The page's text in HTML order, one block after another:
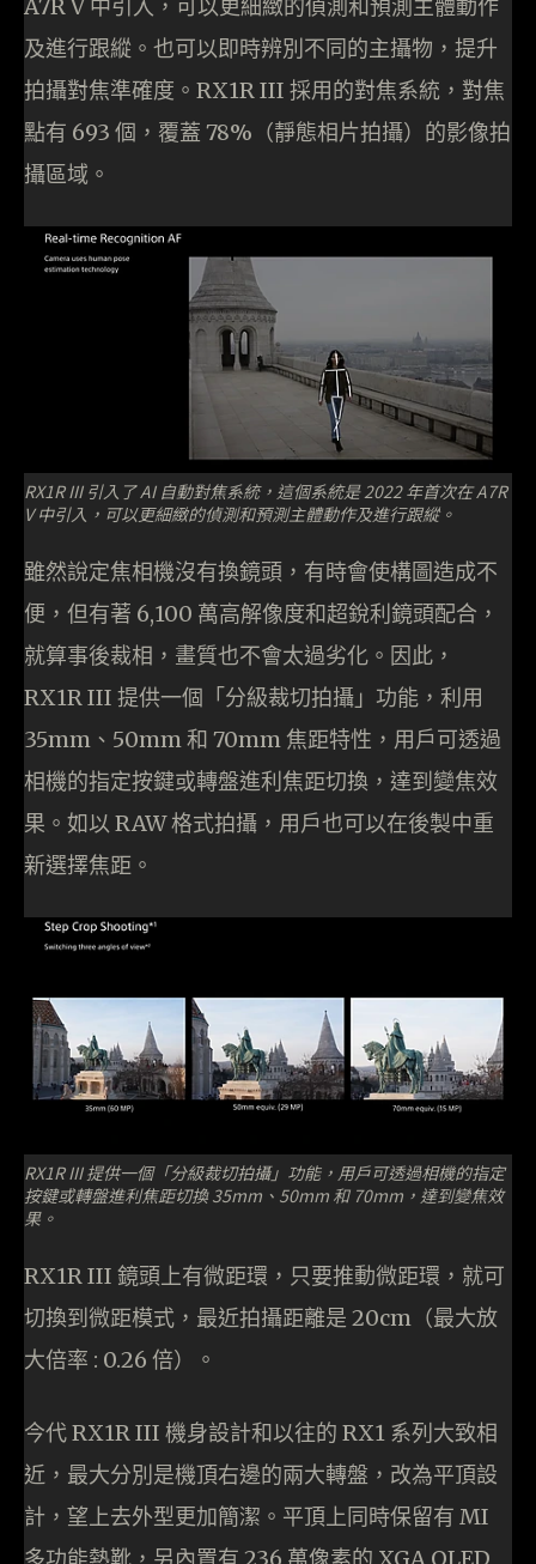
A7R V 中引入，可以更細緻的偵測和預測主體動作
及進行跟縱。也可以即時辨別不同的主攝物，提升
拍攝對焦準確度。RX1R III 採用的對焦系統，對焦
點有 693 個，覆蓋 78%（靜態相片拍攝）的影像拍
攝區域。
RX1R III 引入了 AI 自動對焦系統，這個系統是 2022 年首次在 A7R
V 中引入，可以更細緻的偵測和預測主體動作及進行跟縱。
雖然說定焦相機沒有換鏡頭，有時會使構圖造成不
便，但有著 6,100 萬高解像度和超銳利鏡頭配合，
就算事後裁相，畫質也不會太過劣化。因此，
RX1R III 提供一個「分級裁切拍攝」功能，利用
35mm、50mm 和 70mm 焦距特性，用戶可透過
相機的指定按鍵或轉盤進利焦距切換，達到變焦效
果。如以 RAW 格式拍攝，用戶也可以在後製中重
新選擇焦距。
RX1R III 提供一個「分級裁切拍攝」功能，用戶可透過相機的指定
按鍵或轉盤進利焦距切換 35mm、50mm 和 70mm，達到變焦效
果。
RX1R III 鏡頭上有微距環，只要推動微距環，就可
切換到微距模式，最近拍攝距離是 20cm（最大放
大倍率 : 0.26 倍）。
今代 RX1R III 機身設計和以往的 RX1 系列大致相
近，最大分別是機頂右邊的兩大轉盤，改為平頂設
計，望上去外型更加簡潔。平頂上同時保留有 MI
多功能熱靴，另內置有 236 萬像素的 XGA OLED